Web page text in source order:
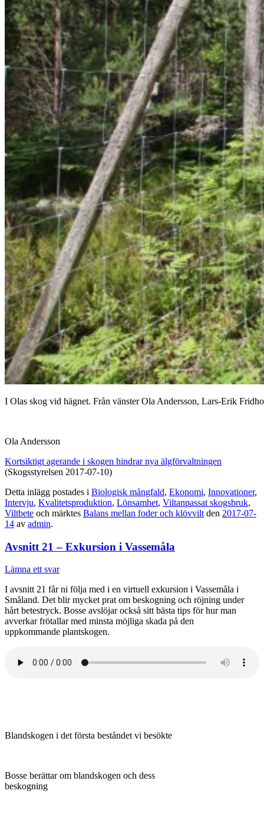
I Olas skog vid hägnet. Från vänster Ola Andersson, Lars-Erik
Ola Andersson
Kortsiktigt agerande i skogen hindrar nya älgförvaltningen
(Skogsstyrelsen 2017-07-10)
Detta inlägg postades i Biologisk mångfald, Ekonomi, Innovationer,
Intervju, Kvalitetsproduktion, Lönsamhet, Viltanpassat skogsbruk,
Viltbete och märktes Balans mellan foder och klövvilt den 2017-07-
14 av admin.
Avsnitt 21 – Exkursion i Vassemåla
Lämna ett svar
I avsnitt 21 får ni följa med i en virtuell exkursion i Vassemåla i
Småland. Det blir mycket prat om beskogning och röjning under
hårt betestryck. Bosse avslöjar också sitt bästa tips för hur man
avverkar frötallar med minsta möjliga skada på den
uppkommande plantskogen.
Blandskogen i det första beståndet vi besökte
Bosse berättar om blandskogen och dess
beskogning